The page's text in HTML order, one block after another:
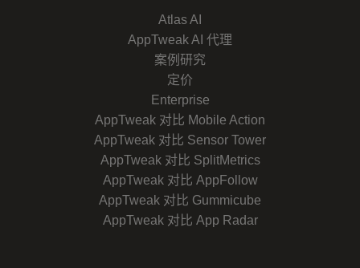
Atlas AI
AppTweak AI 代理
案例研究
定价
Enterprise
AppTweak 对比 Mobile Action
AppTweak 对比 Sensor Tower
AppTweak 对比 SplitMetrics
AppTweak 对比 AppFollow
AppTweak 对比 Gummicube
AppTweak 对比 App Radar